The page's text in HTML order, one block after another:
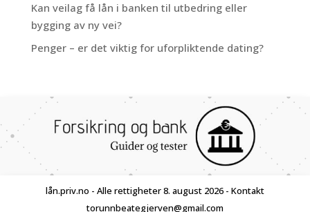
Kan veilag få lån i banken til utbedring eller
bygging av ny vei?
Penger – er det viktig for uforpliktende dating?
lån.priv.no - Alle rettigheter 8. august 2026 - Kontakt
torunnbeategjerven@gmail.com